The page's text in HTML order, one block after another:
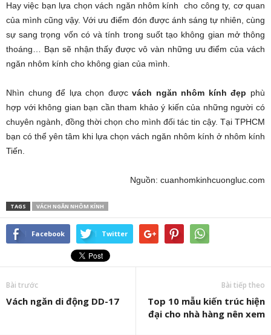
Hay việc bạn lựa chọn vách ngăn nhôm kính cho công ty, cơ quan
của mình cũng vậy. Với ưu điểm đón được ánh sáng tự nhiên, cùng
sự sang trọng vốn có và tính trong suốt tạo không gian mở thông
thoáng… Bạn sẽ nhận thấy được vô vàn những ưu điểm của vách
ngăn nhôm kính cho không gian của mình.
Nhìn chung để lựa chọn đượcvách ngăn nhôm kính đẹp phù
hợp với không gian bạn cần tham khảo ý kiến của những người có
chuyên ngành, đồng thời chọn cho mình đối tác tin cậy. Tại TPHCM
bạn có thể yên tâm khi lựa chọn vách ngăn nhôm kính ở nhôm kính
Tiến.
Nguồn: cuanhomkinhcuongluc.com
TAGS VÁCH NGĂN NHÔM KÍNH
Facebook Twitter
Bài trước
Vách ngăn di động DD-17
Bài tiếp theo
Top 10 mẫu kiến trúc hiện
đại cho nhà hàng nên xem